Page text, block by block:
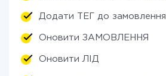
Додати ТЕГ до замовлення
Оновити ЗАМОВЛЕННЯ
Оновити ЛІД